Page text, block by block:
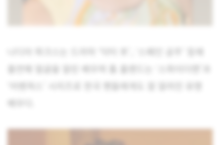
나디아 파크스는 드라마 ‘닥터 후’, ‘스페인 공주’ 등에
출연해 얼굴을 알린 배우며 톰 홀랜드는 ‘스파이더맨’과
‘어벤져스’ 시리즈로 한국 팬들에게도 잘 알려진 유명
배우다.